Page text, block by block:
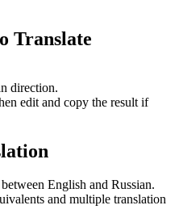
Translate
direction.
edit and copy the result if
English and Russian.
and multiple translation